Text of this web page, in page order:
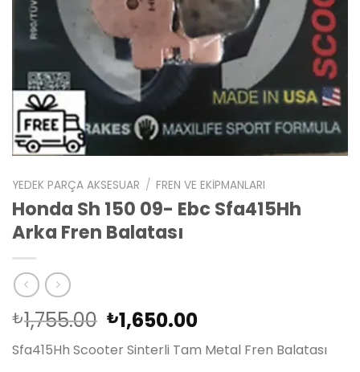
YEDEK PARÇA AKSESUAR / FREN VE EKIPMANLARI
Honda Sh 150 09- Ebc Sfa415Hh
Arka Fren Balatası
₺1,755.00 Orijinal
fiyat:
₺1,755.00.
₺1,650.00Şu
andaki
fiyat:
Sfa415Hh Scooter Sinterli Tam Metal Fren Balatası